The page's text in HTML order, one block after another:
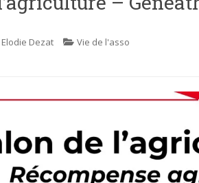
Elodie Dezat Vie de l'asso